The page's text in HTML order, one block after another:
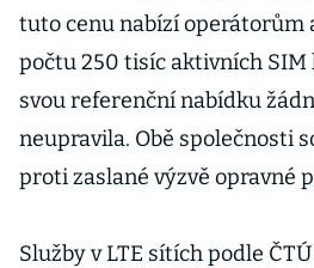
tuto cenu nabízí operátorům
počtu 250 tisíc aktivních SIM
svou referenční nabídku
neupravila. Obě společnosti
proti zaslané výzvě opravné
Služby v LTE sítích podle